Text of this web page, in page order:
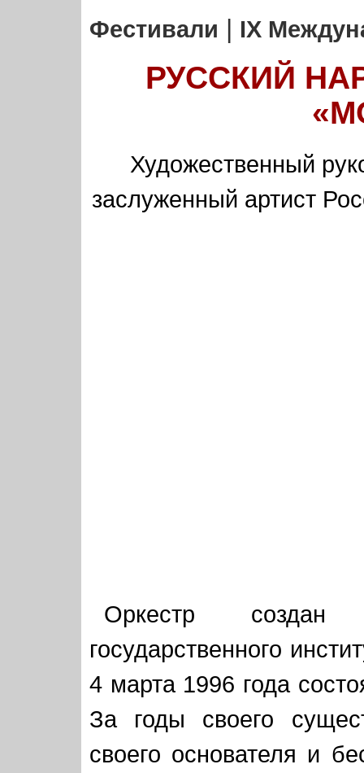
Фестивали | IX
РУССКИЙ
Художественный
заслуженный артист
Оркестр
государственного
4 марта 1996 года
За годы своего
своего основателя и